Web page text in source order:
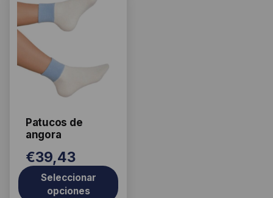
Patucos de
angora
€39,43
Seleccionar
opciones
Este
producto
tiene
múltiples
variantes.
opciones
pueden
elegir
en
la
página